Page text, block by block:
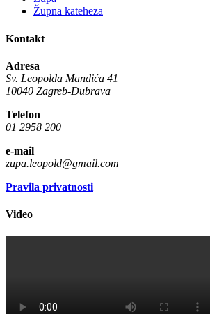
Župna kateheza
Kontakt
Adresa
Sv. Leopolda Mandića 41
10040 Zagreb-Dubrava
Telefon
01 2958 200
e-mail
zupa.leopold@gmail.com
Pravila privatnosti
Video